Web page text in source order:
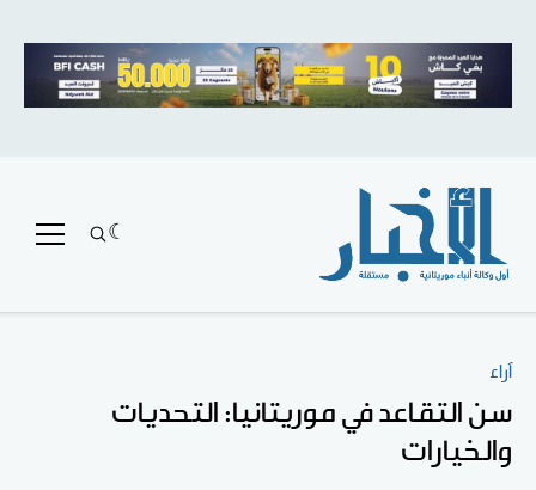
آراء
سن التقاعد في موريتانيا: التحديات
والخيارات